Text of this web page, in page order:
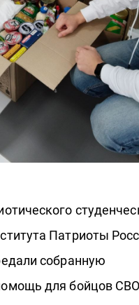
Патриоты
собранную
для бойцов